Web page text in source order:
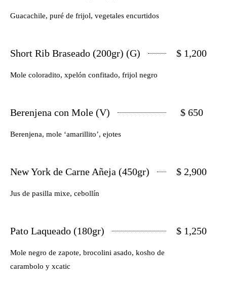
Guacachile, puré de frijol, vegetales encurtidos
Short Rib Braseado (200gr) (G) $ 1,200
Mole coloradito, xpelón confitado, frijol negro
Berenjena con Mole (V) $ 650
Berenjena, mole ‘amarillito’, ejotes
New York de Carne Añeja (450gr) $ 2,900
Jus de pasilla mixe, cebollín
Pato Laqueado (180gr) $ 1,250
Mole negro de zapote, brocolini asado, kosho de
carambolo y xcatic